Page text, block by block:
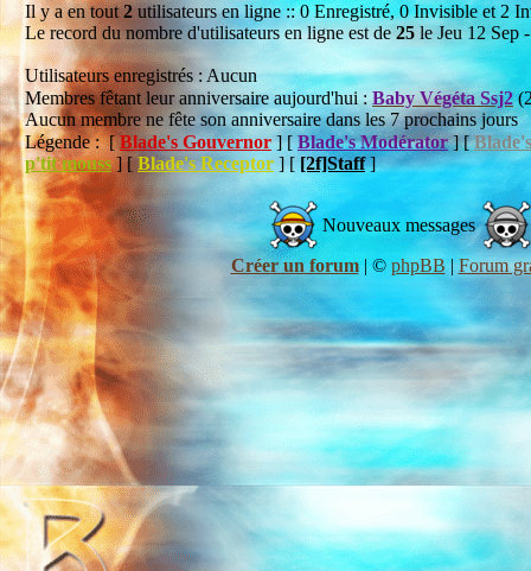
Il y a en tout2utilisateurs en ligne :: 0 Enregistré, 0 Invisible et 2
Le record du nombre d'utilisateurs en ligne est de25le Jeu 12 Sep
Utilisateurs enregistrés : Aucun
Membres fêtant leur anniversaire aujourd'hui : Baby Végéta Ssj2
Aucun membre ne fête son anniversaire dans les 7 prochains jours
Légende : [Blade's Gouvernor] [Blade's Modérator] [
p'tit mouss] [Blade's Receptor ] [ [2f]Staff]
Nouveaux messages
Créer un forum| © phpBB|Forum